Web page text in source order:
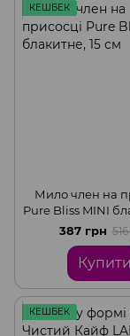
КЕШБЕК
Мило член на
Pure Bliss MINI
см
387 грн
Купити
КЕШБЕК